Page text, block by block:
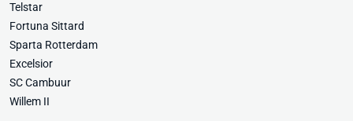
Telstar
Fortuna Sittard
Sparta Rotterdam
Excelsior
SC Cambuur
Willem II